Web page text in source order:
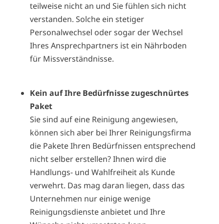
teilweise nicht an und Sie fühlen sich nicht
verstanden. Solche ein stetiger
Personalwechsel oder sogar der Wechsel
Ihres Ansprechpartners ist ein Nährboden
für Missverständnisse.
Kein auf Ihre Bedürfnisse zugeschnürtes
Paket
Sie sind auf eine Reinigung angewiesen,
können sich aber bei Ihrer Reinigungsfirma
die Pakete Ihren Bedürfnissen entsprechend
nicht selber erstellen? Ihnen wird die
Handlungs- und Wahlfreiheit als Kunde
verwehrt. Das mag daran liegen, dass das
Unternehmen nur einige wenige
Reinigungsdienste anbietet und Ihre